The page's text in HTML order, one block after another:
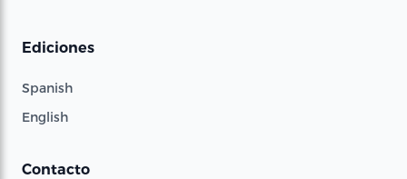
Ediciones
Spanish
English
Contacto